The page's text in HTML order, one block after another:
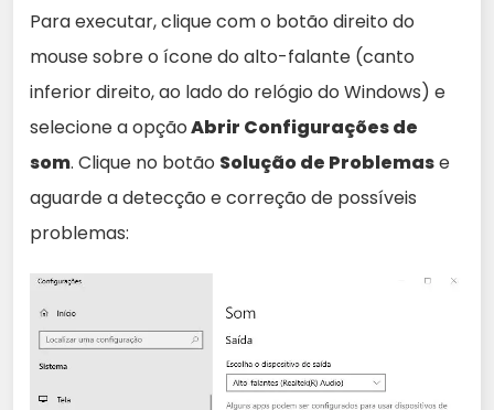
Para executar, clique com o botão direito do
mouse sobre o ícone do alto-falante (canto
inferior direito, ao lado do relógio do Windows) e
selecione a opçãoAbrir Configurações de
som. Clique no botão Solução de Problemase
aguarde a detecção e correção de possíveis
problemas: